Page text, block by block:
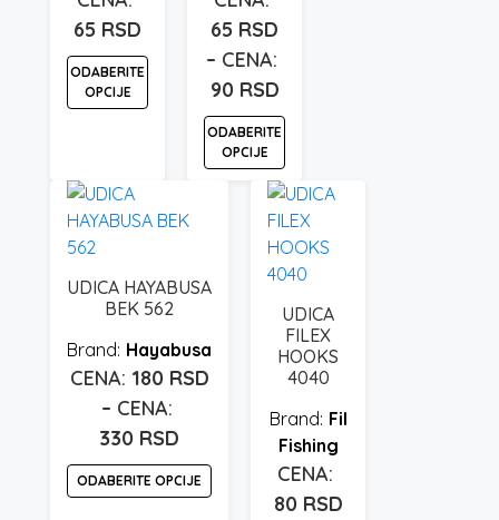
proizvoda.
65 RSD
ODABERITE
OPCIJE
ima
više
varijanti.
mogu
izabrane
na
stranici
proizvoda.
65 RSD
–
90 RSD
cena:
65 rsd
do
90 rsd
ODABERITE
OPCIJE
proizvod
varijanti.
mogu
biti
izabrane
stranici
proizvoda.
UDICA HAYABUSA
BEK 562
Hayabusa
180 RSD
–
330 RSD
cena:
od
ODABERITE OPCIJE
UDICA
FILEX
HOOKS
4040
Fil
Fishing
80 RSD